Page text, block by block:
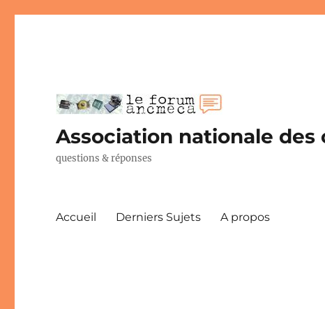
Association nationale
questions & réponses
Accueil Derniers Sujets A propos